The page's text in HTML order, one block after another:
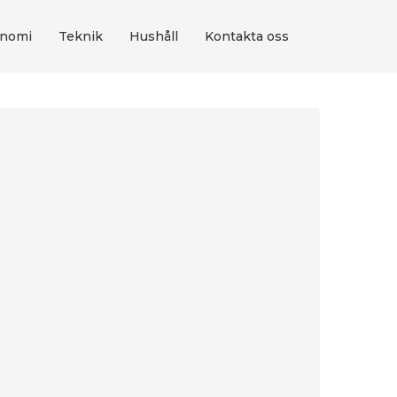
Teknik Hushåll Kontakta oss